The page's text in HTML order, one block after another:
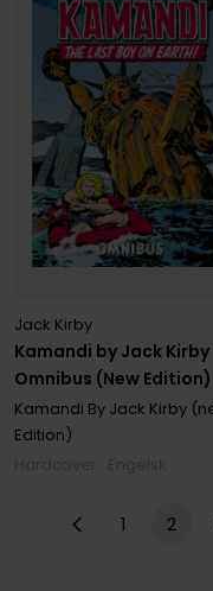
Kamandi by Jack Kirby
Omnibus (New Edition)
Jack Kirby
Kamandi By Jack Kirby
Edition)
1 2